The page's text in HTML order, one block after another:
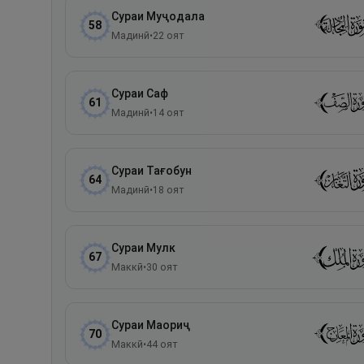
58
Сураи Муҷодала
Мадинӣ•22 оят
61
Сураи Саф
Мадинӣ•14 оят
64
Сураи Тағобун
Мадинӣ•18 оят
67
Сураи Мулк
Маккӣ•30 оят
70
Сураи Маориҷ
Маккӣ•44 оят